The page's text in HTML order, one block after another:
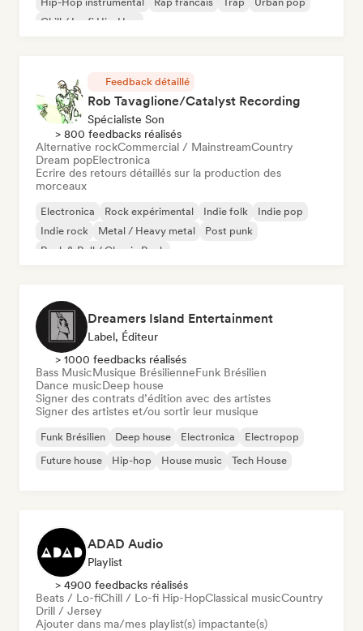
Chill / Lo-fi Hip-Hop
Feedback détaillé
Rob Tavaglione/Catalyst Recording
Spécialiste Son
> 800 feedbacks réalisés
Alternative rockCommercial / MainstreamCountry
Dream popElectronica
Ecrire des retours détaillés sur la production des
morceaux
Electronica Rock expérimental Indie folk
Indie pop
Indie rock
Metal / Heavy metal
Post punk
Rock & Roll / Classic Rock
Dreamers Island Entertainment
Label, Éditeur
> 1000 feedbacks réalisés
Bass MusicMusique BrésilienneFunk Brésilien
Dance musicDeep house
Signer des contrats d’édition avec des artistes
Signer des artistes et/ou sortir leur musique
Funk Brésilien Deep house Electronica
Electropop
Future house
Hip-hop House music Tech House
ADAD Audio
Playlist
> 4900 feedbacks réalisés
Beats / Lo-fiChill / Lo-fi Hip-HopClassical musicCountry
Drill / Jersey
Ajouter dans ma/mes playlist(s) impactante(s)